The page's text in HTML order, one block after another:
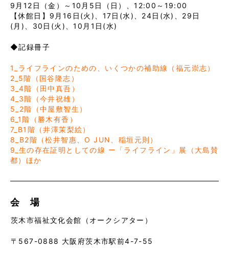
9月12日（金）～10月5日（日）、12:00～19:00
【休館日】9月16日(火)、17日(水)、24日(水)、29日
(月)、30日(火)、10月1日(水)
◆記録冊子
1_ライフラインのための、いくつかの補助線（福元崇志）
2_5階（国谷隆志）
3_4階（田中真吾）
4_3階（今井祝雄）
5_2階（中屋敷智生）
6_1階（勝木有香）
7_B1階（井澤茉梨絵）
8_B2階（松井智惠、O JUN、稲垣元則）
9_生の存在証明としての線 ー「ライフライン」展（大島賛
都）ほか
会 場
茨木市福祉文化会館（オークシアター）
〒567-0888 大阪府茨木市駅前4-7-55